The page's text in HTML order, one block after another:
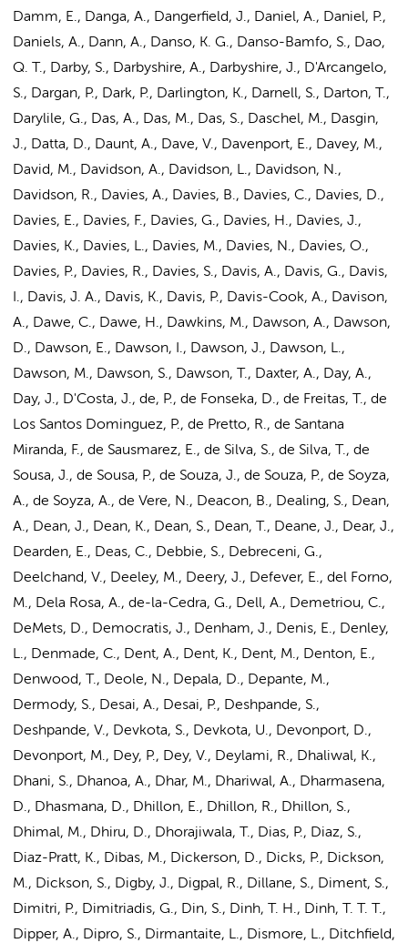
Damm, E., Danga, A., Dangerfield, J., Daniel, A., Daniel, P.,
Daniels, A., Dann, A., Danso, K. G., Danso-Bamfo, S., Dao,
Q. T., Darby, S., Darbyshire, A., Darbyshire, J., D'Arcangelo,
S., Dargan, P., Dark, P., Darlington, K., Darnell, S., Darton, T.,
Darylile, G., Das, A., Das, M., Das, S., Daschel, M., Dasgin,
J., Datta, D., Daunt, A., Dave, V., Davenport, E., Davey, M.,
David, M., Davidson, A., Davidson, L., Davidson, N.,
Davidson, R., Davies, A., Davies, B., Davies, C., Davies, D.,
Davies, E., Davies, F., Davies, G., Davies, H., Davies, J.,
Davies, K., Davies, L., Davies, M., Davies, N., Davies, O.,
Davies, P., Davies, R., Davies, S., Davis, A., Davis, G., Davis,
I., Davis, J. A., Davis, K., Davis, P., Davis-Cook, A., Davison,
A., Dawe, C., Dawe, H., Dawkins, M., Dawson, A., Dawson,
D., Dawson, E., Dawson, I., Dawson, J., Dawson, L.,
Dawson, M., Dawson, S., Dawson, T., Daxter, A., Day, A.,
Day, J., D'Costa, J., de, P., de Fonseka, D., de Freitas, T., de
Los Santos Dominguez, P., de Pretto, R., de Santana
Miranda, F., de Sausmarez, E., de Silva, S., de Silva, T., de
Sousa, J., de Sousa, P., de Souza, J., de Souza, P., de Soyza,
A., de Soyza, A., de Vere, N., Deacon, B., Dealing, S., Dean,
A., Dean, J., Dean, K., Dean, S., Dean, T., Deane, J., Dear, J.,
Dearden, E., Deas, C., Debbie, S., Debreceni, G.,
Deelchand, V., Deeley, M., Deery, J., Defever, E., del Forno,
M., Dela Rosa, A., de-la-Cedra, G., Dell, A., Demetriou, C.,
DeMets, D., Democratis, J., Denham, J., Denis, E., Denley,
L., Denmade, C., Dent, A., Dent, K., Dent, M., Denton, E.,
Denwood, T., Deole, N., Depala, D., Depante, M.,
Dermody, S., Desai, A., Desai, P., Deshpande, S.,
Deshpande, V., Devkota, S., Devkota, U., Devonport, D.,
Devonport, M., Dey, P., Dey, V., Deylami, R., Dhaliwal, K.,
Dhani, S., Dhanoa, A., Dhar, M., Dhariwal, A., Dharmasena,
D., Dhasmana, D., Dhillon, E., Dhillon, R., Dhillon, S.,
Dhimal, M., Dhiru, D., Dhorajiwala, T., Dias, P., Diaz, S.,
Diaz-Pratt, K., Dibas, M., Dickerson, D., Dicks, P., Dickson,
M., Dickson, S., Digby, J., Digpal, R., Dillane, S., Diment, S.,
Dimitri, P., Dimitriadis, G., Din, S., Dinh, T. H., Dinh, T. T. T.,
Dipper, A., Dipro, S., Dirmantaite, L., Dismore, L., Ditchfield,